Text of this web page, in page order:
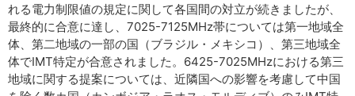
れる電力制限値の規定に関して各国間の対立が続きましたが、
最終的に合意に達し、7025-7125MHz帯については第一地域全
体、第二地域の一部の国（ブラジル・メキシコ）、第三地域全
体でIMT特定が合意されました。6425-7025MHzにおける第三
地域に関する提案については、近隣国への影響を考慮して中国